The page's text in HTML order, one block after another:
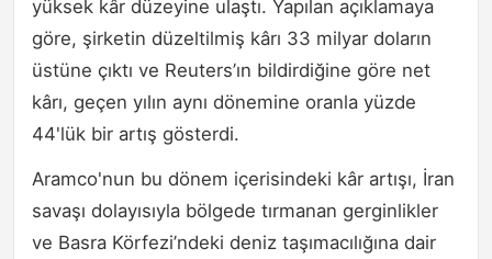
yüksek kâr düzeyine ulaştı. Yapılan açıklamaya
göre, şirketin düzeltilmiş kârı 33 milyar doların
üstüne çıktı ve Reuters’ın bildirdiğine göre net
kârı, geçen yılın aynı dönemine oranla yüzde
44'lük bir artış gösterdi.
Aramco'nun bu dönem içerisindeki kâr artışı, İran
savaşı dolayısıyla bölgede tırmanan gerginlikler
ve Basra Körfezi’ndeki deniz taşımacılığına dair